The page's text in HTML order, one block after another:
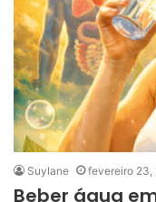
Suylane fevereiro 23,
Beber água